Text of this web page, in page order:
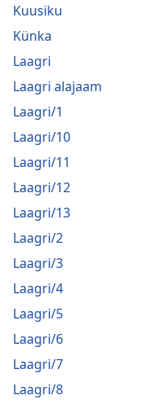
Kuusiku
Künka
Laagri
Laagri alajaam
Laagri/1
Laagri/10
Laagri/11
Laagri/12
Laagri/13
Laagri/2
Laagri/3
Laagri/4
Laagri/5
Laagri/6
Laagri/7
Laagri/8